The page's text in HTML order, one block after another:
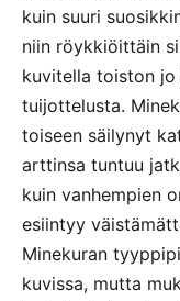
kuin suuri
niin röykkiöittäin
kuvitella toiston
tuijottelusta.
toiseen säilynyt
arttinsa tuntuu
kuin vanhempien
esiintyy
Minekuran
kuvissa, mutta